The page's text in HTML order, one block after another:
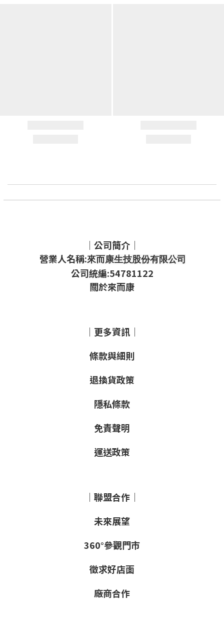
｜公司簡介｜
營業人名稱:來而康生技股份有限公司
公司統編:54781122
關於來而康
｜更多資訊｜
條款與細則
退換貨政策
隱私條款
免責聲明
運送政策
｜聯盟合作｜
未來展望
360°參觀門市
徵求好店面
廠商合作